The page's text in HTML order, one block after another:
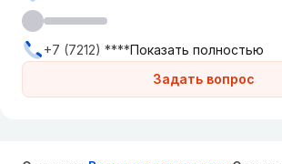
Задать вопрос
+7 (7212) ****Показать полностью